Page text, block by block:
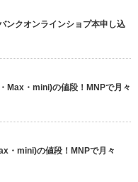
ンクオンラインショプ本申し込
Max・mini)の値段！MNPで月々
・mini)の値段！MNPで月々